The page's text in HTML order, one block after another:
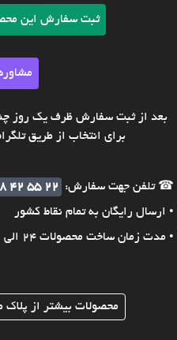
ثبت سفارش این
بعد از ثبت سفارش ظرف یک روز
برای انتخاب از طریق
☎ تلفن جهت سفارش:
42 55 22
• ارسال رایگان به تمام نقاط کشور
• مدت زمان ساخت محصولات 24 الی 72 ساعت می‌باشد.
محصولات بیشتر از